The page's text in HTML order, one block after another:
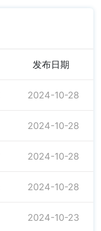
发布日期
2024-10-28
2024-10-28
2024-10-28
2024-10-28
2024-10-23